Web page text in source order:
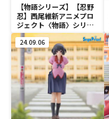
【物語シリーズ】【忍野
忍】西尾維新アニメプロ
ジェクト〈物語〉シリー
ズ ESPRESTO-Clear
material another
color-忍野忍
24.09.06